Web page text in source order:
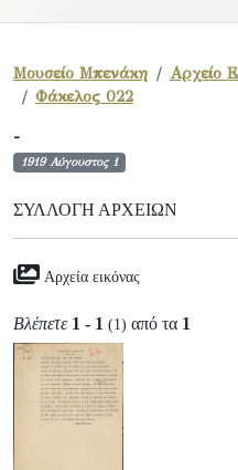
Μουσείο Μπενάκη
Αρχείο
Φάκελος 022
-
1919 Αύγουστος 1
ΣΥΛΛΟΓΉ ΑΡΧΕΊΩΝ
Αρχεία εικόνας
Βλέπετε 1 - 1 (1) από τα 1